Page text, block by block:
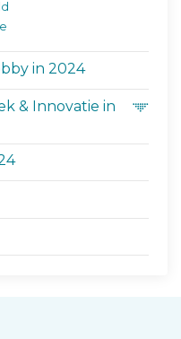
in 2024
& Innovatie in